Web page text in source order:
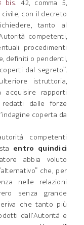
bis. 42, comma 5,
con il decreto
tanto al
competenti,
procedimenti
definiti o pendenti,
dal segreto”.
istruttoria,
rapporti
dalle forze
coperta da
competenti
entro quindici
abbia voluto
che, per
nelle relazioni
senza grande
che tanto più
dall’Autorità e